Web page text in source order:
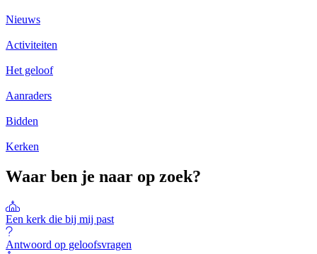
Nieuws
Activiteiten
Het geloof
Aanraders
Bidden
Kerken
Waar ben je naar op zoek?
Een kerk die bij mij past
Antwoord op geloofsvragen